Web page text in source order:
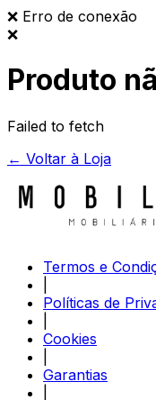
❌ Erro de conexão
❌
Produto
Failed to fetch
← Voltar à Loja
Termos e
Políticas de
Cookies
Garantias